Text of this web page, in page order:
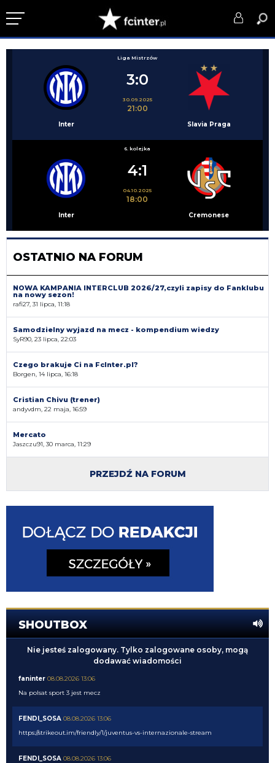
KLUB
DRUŻYNA
DLA TIFOSICH
Inter
Liga Mistrzów
3:0
30.09.2025
21:00
Slavia Praga
Inter
6. kolejka
4:1
04.10.2025
18:00
Cremonese
OSTATNIO NA FORUM
NOWA KAMPANIA INTERCLUB 2026/27,czyli zapisy do Fanklubu
na nowy sezon!
rafi27, 31 lipca, 11:18
Samodzielny wyjazd na mecz - kompendium wiedzy
SyR90, 23 lipca, 22:03
Czego brakuje Ci na FcInter.pl?
Borgen, 14 lipca, 16:18
Cristian Chivu (trener)
andyvdm, 22 maja, 16:59
Mercato
Jaszczu91, 30 marca, 11:29
PRZEJDŹ NA FORUM
SHOUTBOX
Nie jesteś zalogowany. Tylko zalogowane osoby, mogą
dodawać wiadomości
faninter 08.08.2026 13:06
Na polsat sport 3 jest mecz
FENDI_SOSA 08.08.2026 13:06
https://strikeout.im/friendly/1/juventus-vs-internazionale-stream
FENDI_SOSA 08.08.2026 13:06